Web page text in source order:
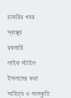
চাকরির খবর
স্বাস্থ্য
রকমারি
লাইফ স্টাইল
ইসলামের কথা
সাহিত্য ও সংস্কৃতি